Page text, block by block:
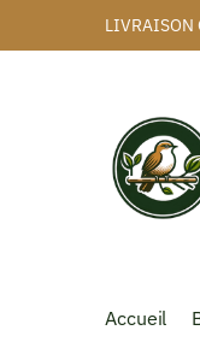
LIVRAISON
Accueil